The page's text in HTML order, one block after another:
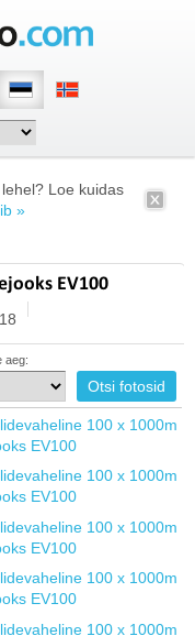
Loe kuidas
»
EV100
aeg: